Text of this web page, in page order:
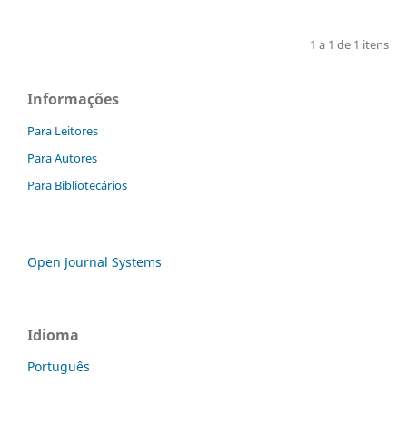
1 a 1 de 1 itens
Informações
Para Leitores
Para Autores
Para Bibliotecários
Open Journal Systems
Idioma
Português